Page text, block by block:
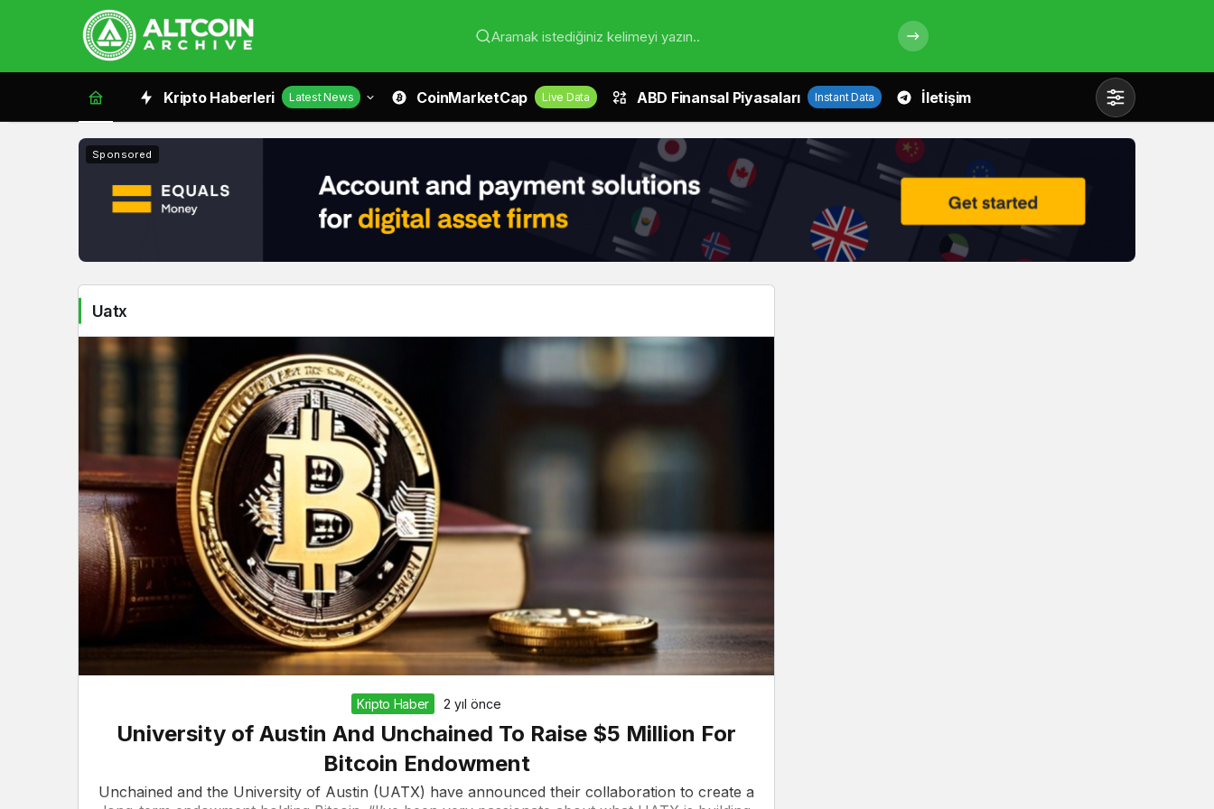
Uatx
Haberleri
Aramak istediğiniz kelimeyi yazın..
Kripto Haberleri Latest News CoinMarketCap Live Data ABD Finansal Piyasaları Instant Data İletişim
Mod
değiştir
Gündüz Modu
Gündüz modunu seçin.
Sponsored
Uatx
Kripto Haber 2 yıl önce
University of Austin And Unchained To Raise $5 Million For
Bitcoin Endowment
Unchained and the University of Austin (UATX) have announced their collaboration to create a